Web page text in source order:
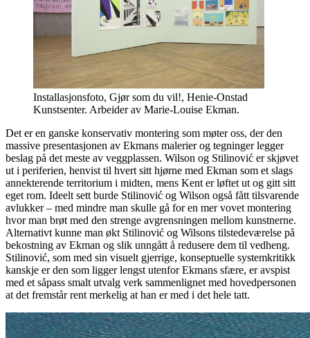
Installasjonsfoto, Gjør som du vil!, Henie-Onstad
Kunstsenter. Arbeider av Marie-Louise Ekman.
Det er en ganske konservativ montering som møter oss, der den
massive presentasjonen av Ekmans malerier og tegninger legger
beslag på det meste av veggplassen. Wilson og Stilinović er skjøvet
ut i periferien, henvist til hvert sitt hjørne med Ekman som et slags
annekterende territorium i midten, mens Kent er løftet ut og gitt sitt
eget rom. Ideelt sett burde Stilinović og Wilson også fått tilsvarende
avlukker – med mindre man skulle gå for en mer vovet montering
hvor man brøt med den strenge avgrensningen mellom kunstnerne.
Alternativt kunne man økt Stilinović og Wilsons tilstedeværelse på
bekostning av Ekman og slik unngått å redusere dem til vedheng.
Stilinović, som med sin visuelt gjerrige, konseptuelle systemkritikk
kanskje er den som ligger lengst utenfor Ekmans sfære, er avspist
med et såpass smalt utvalg verk sammenlignet med hovedpersonen
at det fremstår rent merkelig at han er med i det hele tatt.